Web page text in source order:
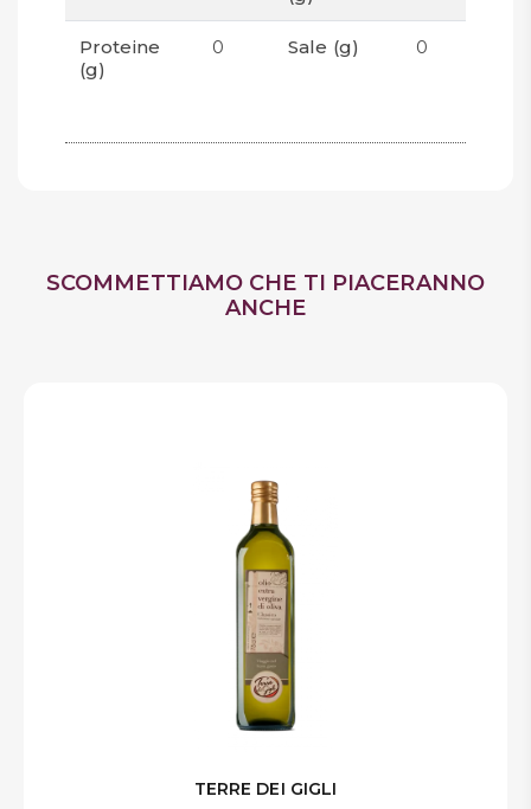
Proteine
(g)
0 Sale (g) 0
SCOMMETTIAMO CHE TI PIACERANNO
ANCHE
TERRE DEI GIGLI